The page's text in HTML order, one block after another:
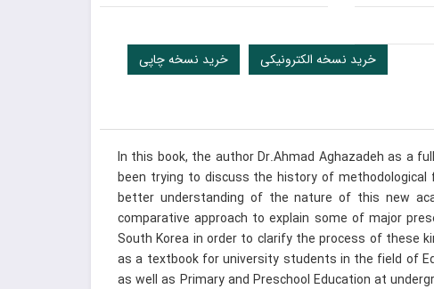
خرید نسخه چاپی خرید نسخه الکترونیکی
In this book, the author Dr.Ahmad Aghazadeh as a
been trying to discuss the history of
better understanding of the nature of this new
comparative approach to explain some of major
South Korea in order to clarify the process of these
as a textbook for university students in the field of
as well as Primary and Preschool Education at